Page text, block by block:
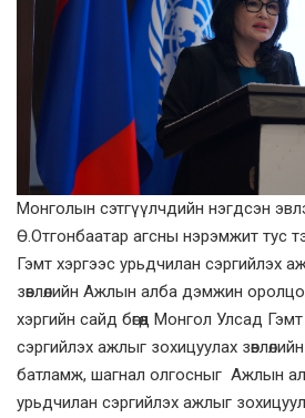
Монголын сэтгүүлчдийн нэгдсэн
Ө.Отгонбаатар агсны нэрэмжит тус
Гэмт хэргээс урьдчилан сэргийлэх
зөвлөлийн Ажлын алба дэмжин
хэргийн сайд бөгөөд Монгол Улсад
сэргийлэх ажлыг зохицуулах
батламж, шагнал олгосныг Ажлын
урьдчилан сэргийлэх ажлыг